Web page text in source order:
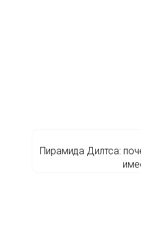
Пирамида Дилтса: